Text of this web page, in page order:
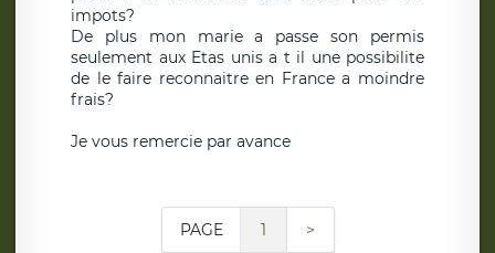
impots?
De plus mon marie a passe son permis
seulement aux Etas unis a t il une possibilite
de le faire reconnaitre en France a moindre
frais?
Je vous remercie par avance
PAGE 1 >